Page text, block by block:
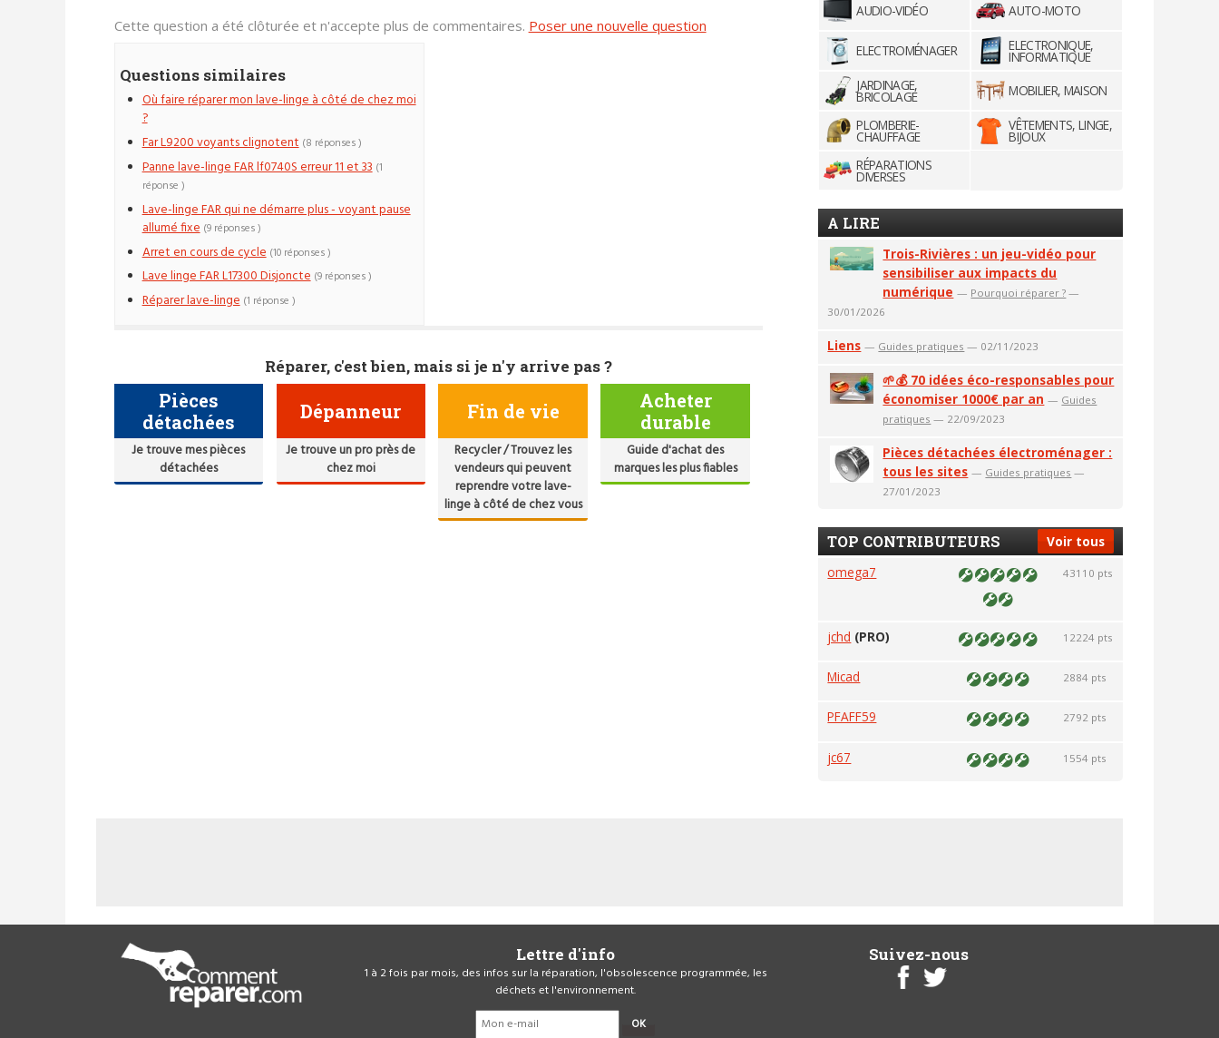
Cette question a été clôturée et n'accepte plus de commentaires. Poser une nouvelle question
Questions similaires
Où faire réparer mon lave-linge à côté de chez moi
?
Far L9200 voyants clignotent (8 réponses )
Panne lave-linge FAR lf0740S erreur 11 et 33 (1
réponse )
Lave-linge FAR qui ne démarre plus - voyant pause
allumé fixe (9 réponses )
Arret en cours de cycle (10 réponses )
Lave linge FAR L17300 Disjoncte (9 réponses )
Réparer lave-linge (1 réponse )
Réparer, c'est bien, mais si je n'y arrive pas ?
Pièces
détachées
Je trouve mes pièces
détachées
Dépanneur
Je trouve un pro près de
chez moi
Fin de vie
Recycler / Trouvez les
vendeurs qui peuvent
reprendre votre lave-
linge à côté de chez vous
Acheter
durable
Guide d'achat des
marques les plus fiables
AUDIO-VIDÉO AUTO-MOTO
ELECTROMÉNAGER ELECTRONIQUE,
INFORMATIQUE
JARDINAGE,
BRICOLAGE
MOBILIER, MAISON
PLOMBERIE-
CHAUFFAGE
VÊTEMENTS, LINGE,
BIJOUX
RÉPARATIONS
DIVERSES
A LIRE
Trois-Rivières : un jeu-vidéo pour
sensibiliser aux impacts du
numérique — Pourquoi réparer ? —
30/01/2026
Liens — Guides pratiques — 02/11/2023
🌱💰 70 idées éco-responsables pour
économiser 1000€ par an — Guides
pratiques — 22/09/2023
Pièces détachées électroménager :
tous les sites — Guides pratiques —
27/01/2023
Voir tous
TOP CONTRIBUTEURS
omega7 43110 pts
jchd (PRO) 12224 pts
Micad 2884 pts
PFAFF59 2792 pts
jc67 1554 pts
Lettre d'info
1 à 2 fois par mois, des infos sur la réparation, l'obsolescence programmée, les
déchets et l'environnement.
OK
Suivez-nous